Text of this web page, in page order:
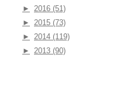
►
2016 (51)
►
2015 (73)
►
2014 (119)
►
2013 (90)